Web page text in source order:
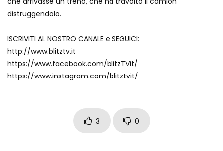
Due navi USA si scontrano in mare
Auto coperta dal letame dopo
incidente
Nei casinò arriva il cambio oro
automatico
distruggendolo.
ISCRIVITI AL NOSTRO CANALE e SEGUICI:
http://www.blitztv.it
https://www.facebook.com/blitzTVit/
https://www.instagram.com/blitztvit/
3 0